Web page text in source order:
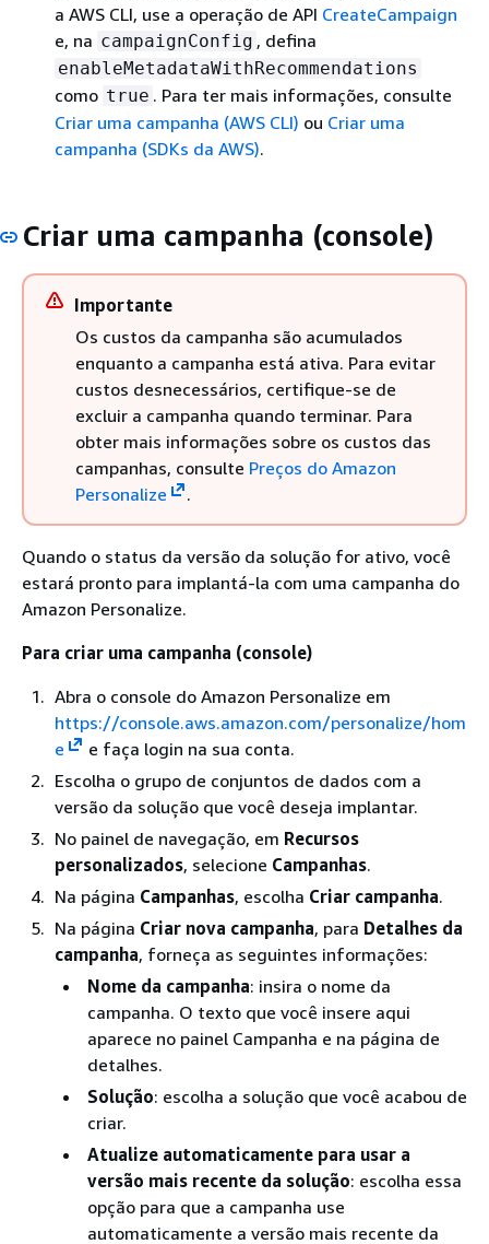
a AWS CLI, use a operação de API CreateCampaign
e, na campaignConfig , defina
enableMetadataWithRecommendations
como true . Para ter mais informações, consulte
Criar uma campanha (AWS CLI) ou Criar uma
campanha (SDKs da AWS).
Criar uma campanha (console)
Importante
Os custos da campanha são acumulados
enquanto a campanha está ativa. Para evitar
custos desnecessários, certifique-se de
excluir a campanha quando terminar. Para
obter mais informações sobre os custos das
campanhas, consulte Preços do Amazon
Personalize
.
Quando o status da versão da solução for ativo, você
estará pronto para implantá-la com uma campanha do
Amazon Personalize.
Para criar uma campanha (console)
Abra o console do Amazon Personalize em
https://console.aws.amazon.com/personalize/hom
e
e faça login na sua conta.
Escolha o grupo de conjuntos de dados com a
versão da solução que você deseja implantar.
No painel de navegação, em Recursos
personalizados, selecione Campanhas.
Na página Campanhas, escolha Criar campanha.
Na página Criar nova campanha, para Detalhes da
campanha, forneça as seguintes informações:
Nome da campanha: insira o nome da
campanha. O texto que você insere aqui
aparece no painel Campanha e na página de
detalhes.
Solução: escolha a solução que você acabou de
criar.
Atualize automaticamente para usar a
versão mais recente da solução: escolha essa
opção para que a campanha use
automaticamente a versão mais recente da